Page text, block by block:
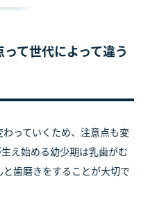
て世代によって違う
っていくため、注意点も変
え始める幼少期は乳歯がむ
歯磨きをすることが大切で